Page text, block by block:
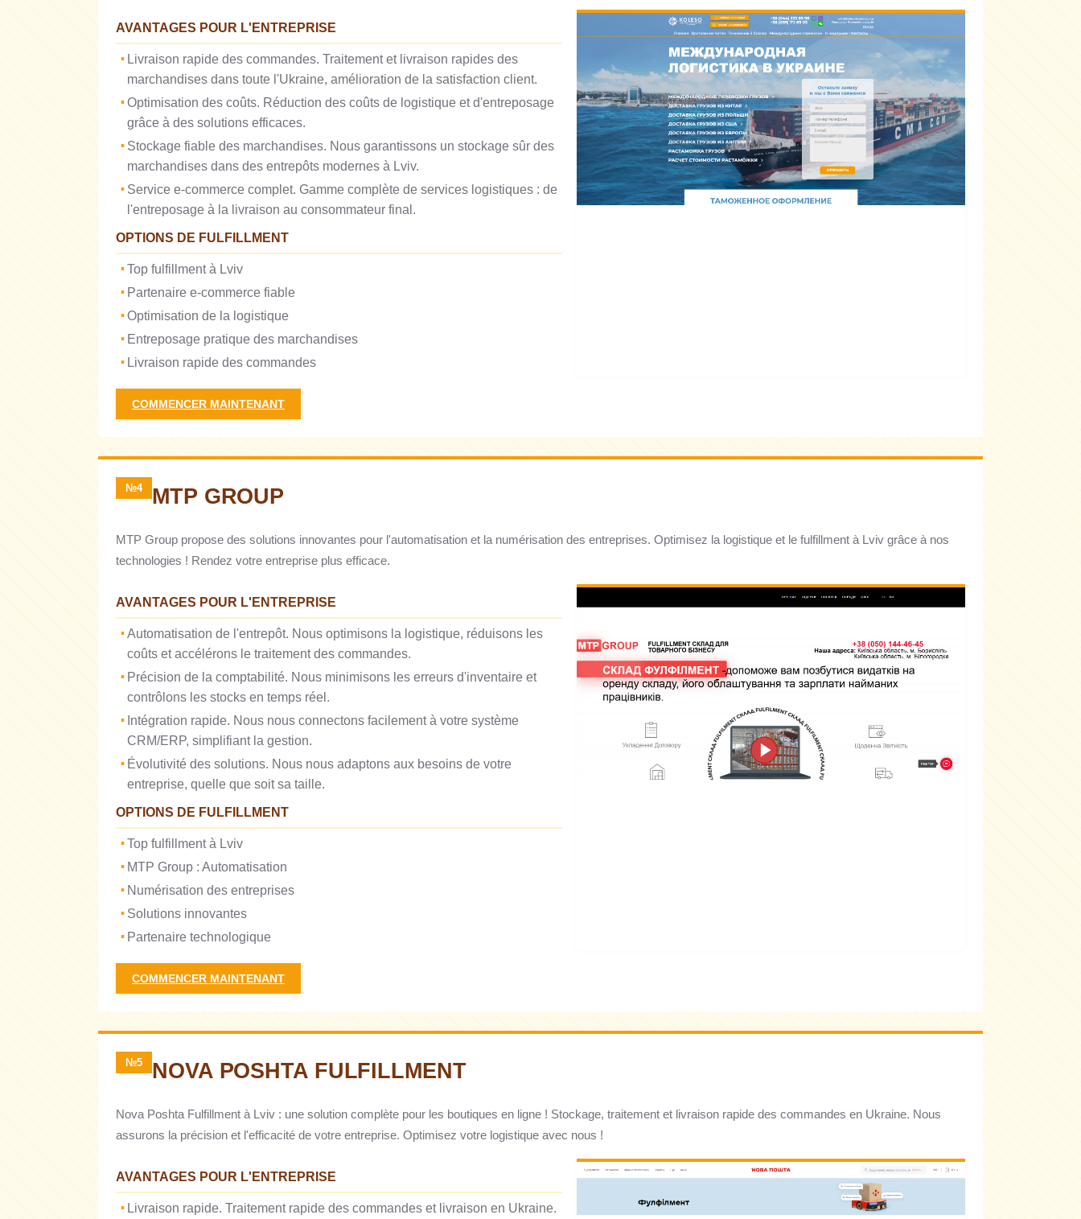
AVANTAGES POUR L'ENTREPRISE
Livraison rapide des commandes. Traitement et livraison rapides des
marchandises dans toute l'Ukraine, amélioration de la satisfaction client.
Optimisation des coûts. Réduction des coûts de logistique et d'entreposage
grâce à des solutions efficaces.
Stockage fiable des marchandises. Nous garantissons un stockage sûr des
marchandises dans des entrepôts modernes à Lviv.
Service e-commerce complet. Gamme complète de services logistiques : de
l'entreposage à la livraison au consommateur final.
OPTIONS DE FULFILLMENT
Top fulfillment à Lviv
Partenaire e-commerce fiable
Optimisation de la logistique
Entreposage pratique des marchandises
Livraison rapide des commandes
COMMENCER MAINTENANT
№4 MTP GROUP
MTP Group propose des solutions innovantes pour l'automatisation et la numérisation des entreprises. Optimisez la logistique et le fulfillment à Lviv grâce à nos
technologies ! Rendez votre entreprise plus efficace.
AVANTAGES POUR L'ENTREPRISE
Automatisation de l'entrepôt. Nous optimisons la logistique, réduisons les
coûts et accélérons le traitement des commandes.
Précision de la comptabilité. Nous minimisons les erreurs d'inventaire et
contrôlons les stocks en temps réel.
Intégration rapide. Nous nous connectons facilement à votre système
CRM/ERP, simplifiant la gestion.
Évolutivité des solutions. Nous nous adaptons aux besoins de votre
entreprise, quelle que soit sa taille.
OPTIONS DE FULFILLMENT
Top fulfillment à Lviv
MTP Group : Automatisation
Numérisation des entreprises
Solutions innovantes
Partenaire technologique
COMMENCER MAINTENANT
№5 NOVA POSHTA FULFILLMENT
Nova Poshta Fulfillment à Lviv : une solution complète pour les boutiques en ligne ! Stockage, traitement et livraison rapide des commandes en Ukraine. Nous
assurons la précision et l'efficacité de votre entreprise. Optimisez votre logistique avec nous !
AVANTAGES POUR L'ENTREPRISE
Livraison rapide. Traitement rapide des commandes et livraison en Ukraine.